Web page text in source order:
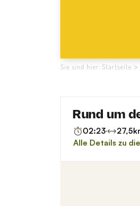
Sie sind hier: Startseite